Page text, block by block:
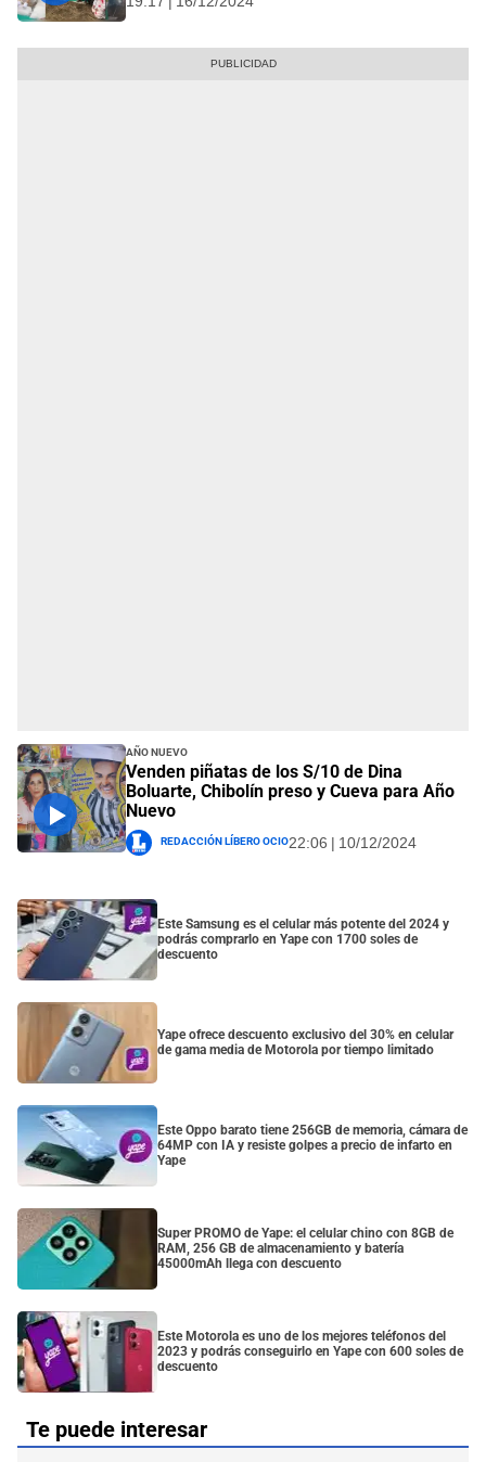
Año Nuevo
Venden piñatas de los S/10 de Dina
Boluarte, Chibolín preso y Cueva para Año
Nuevo
Redacción Líbero Ocio22:06 | 10/12/2024
Este Samsung es el celular más potente del 2024 y
podrás comprarlo en Yape con 1700 soles de
descuento
Yape ofrece descuento exclusivo del 30% en celular
de gama media de Motorola por tiempo limitado
Este Oppo barato tiene 256GB de memoria, cámara de
64MP con IA y resiste golpes a precio de infarto en
Yape
Super PROMO de Yape: el celular chino con 8GB de
RAM, 256 GB de almacenamiento y batería
45000mAh llega con descuento
Este Motorola es uno de los mejores teléfonos del
2023 y podrás conseguirlo en Yape con 600 soles de
descuento
Te puede interesar